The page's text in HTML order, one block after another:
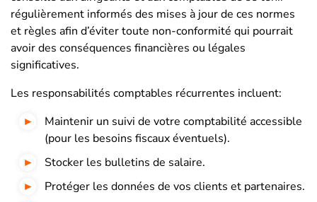
régulièrement informés des mises à jour de ces normes
et règles afin d’éviter toute non-conformité qui pourrait
avoir des conséquences financières ou légales
significatives.
Les responsabilités comptables récurrentes incluent:
Maintenir un suivi de votre comptabilité accessible
(pour les besoins fiscaux éventuels).
Stocker les bulletins de salaire.
Protéger les données de vos clients et partenaires.